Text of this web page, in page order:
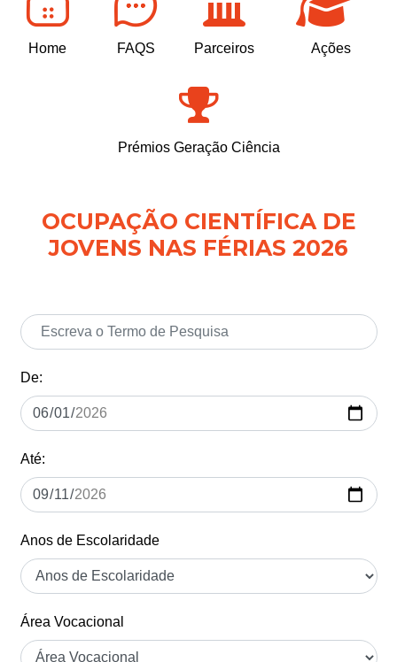
Home FAQS Parceiros Ações
Prémios Geração Ciência
OCUPAÇÃO CIENTÍFICA DE
JOVENS NAS FÉRIAS 2026
De:
Até:
Anos de Escolaridade
Área Vocacional